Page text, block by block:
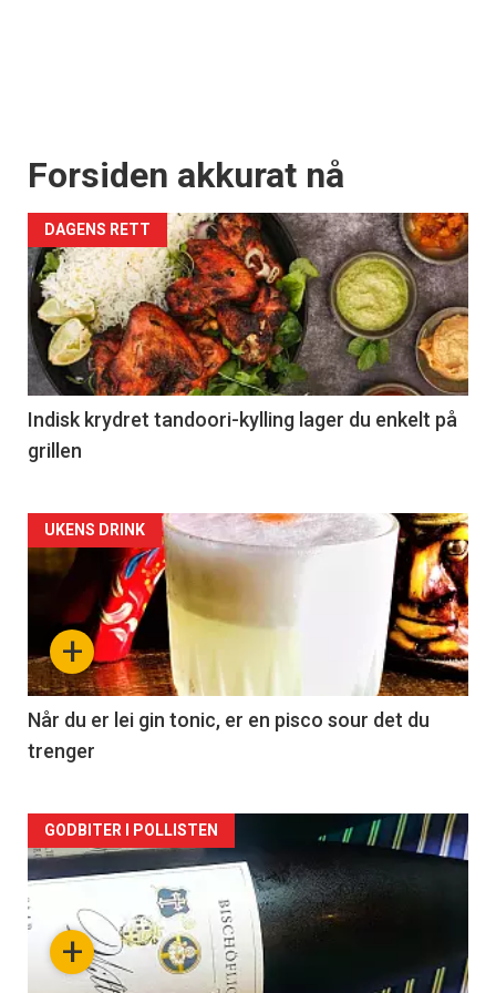
Forsiden akkurat nå
DAGENS RETT
Indisk krydret tandoori-kylling lager du enkelt på
grillen
Forsiden
akkurat
nå
-
2
+
UKENS DRINK
Når du er lei gin tonic, er en pisco sour det du
trenger
Forsiden
akkurat
nå+
GODBITER I POLLISTEN